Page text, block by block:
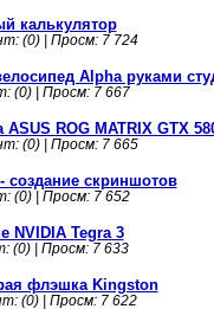
калькулятор
(0) | Просм: 7 724
Alpha руками
(0) | Просм: 7 667
ROG MATRIX GTX
(0) | Просм: 7 665
создание скриншотов
(0) | Просм: 7 652
NVIDIA Tegra 3
(0) | Просм: 7 633
флэшка Kingston
(0) | Просм: 7 622